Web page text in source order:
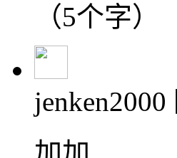
（5个字）
jenken2000